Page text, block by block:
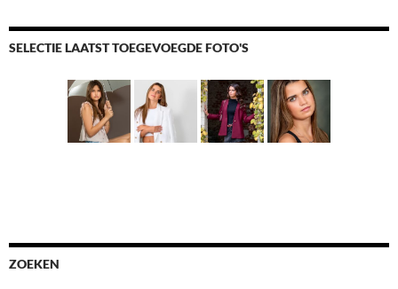
SELECTIE LAATST TOEGEVOEGDE FOTO'S
ZOEKEN